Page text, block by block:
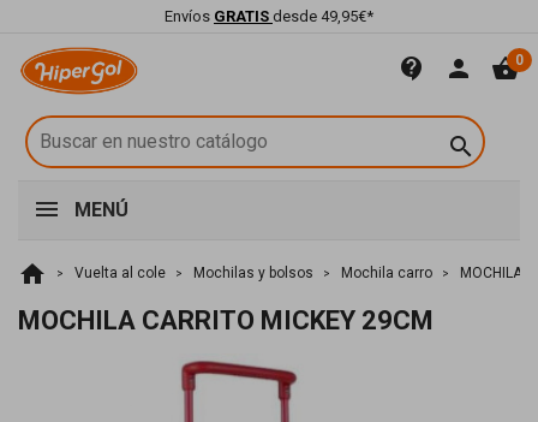
Envíos GRATIS desde 49,95€*
contact_support person shopping_basket0

MENÚ
home Vuelta al cole Mochilas y bolsos Mochila carro MOCHILA
MOCHILA CARRITO MICKEY 29CM